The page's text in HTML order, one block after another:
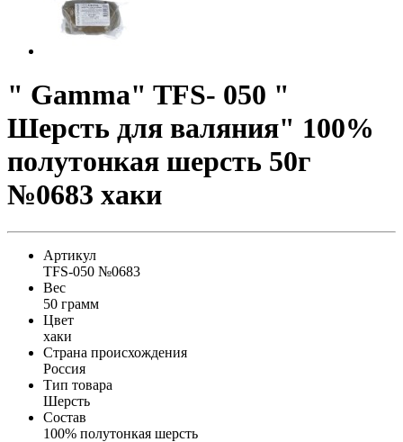
" Gamma" TFS- 050 "
Шерсть для валяния" 100%
полутонкая шерсть 50г
№0683 хаки
Артикул
TFS-050 №0683
Вес
50 грамм
Цвет
хаки
Страна происхождения
Россия
Тип товара
Шерсть
Состав
100% полутонкая шерсть